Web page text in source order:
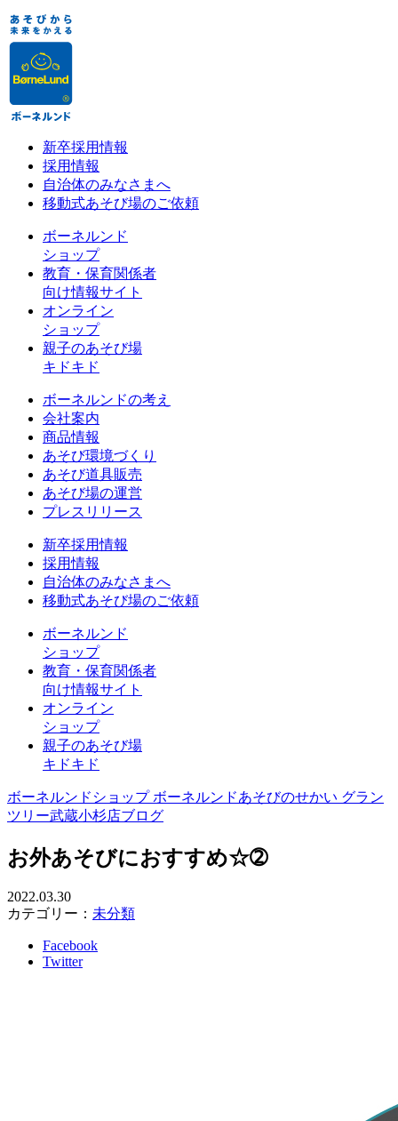
新卒採用情報
採用情報
自治体のみなさまへ
移動式あそび場のご依頼
ボーネルンド
ショップ
教育・保育関係者
向け情報サイト
オンライン
ショップ
親子のあそび場
キドキド
ボーネルンドの考え
会社案内
商品情報
あそび環境づくり
あそび道具販売
あそび場の運営
プレスリリース
新卒採用情報
採用情報
自治体のみなさまへ
移動式あそび場のご依頼
ボーネルンド
ショップ
教育・保育関係者
向け情報サイト
オンライン
ショップ
親子のあそび場
キドキド
ボーネルンドショップ ボーネルンドあそびのせかい グラン
ツリー武蔵小杉店ブログ
お外あそびにおすすめ☆➁
2022.03.30
カテゴリー： 未分類
Facebook
Twitter